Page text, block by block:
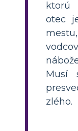
ktorú
otec
Musí
zlého.